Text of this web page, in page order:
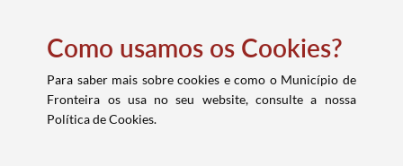
Como usamos os Cookies?
Para saber mais sobre cookies e como o Município de
Fronteira os usa no seu website, consulte a nossa
Política de Cookies.